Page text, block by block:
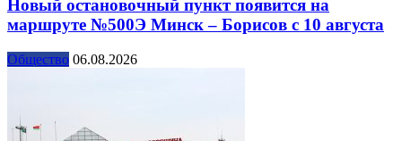
Новый остановочный пункт появится на
маршруте №500Э Минск – Борисов с 10 августа
Общество 06.08.2026